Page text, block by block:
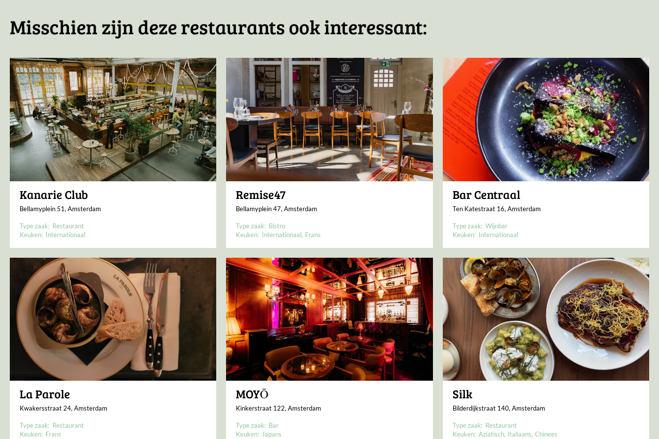
Misschien zijn deze restaurants ook interessant:
Kanarie Club
Bellamyplein 51, Amsterdam
Type zaak: Restaurant
Keuken: Internationaal
Remise47
Bellamyplein 47, Amsterdam
Type zaak: Bistro
Keuken: Internationaal Frans
Bar Centraal
Ten Katestraat 16, Amsterdam
Type zaak: Wijnbar
Keuken: Internationaal
La Parole
Kwakersstraat 24, Amsterdam
Type zaak: Restaurant
Keuken: Frans
MOYŌ
Kinkerstraat 122, Amsterdam
Type zaak: Bar
Keuken: Japans
Silk
Bilderdijkstraat 140, Amsterdam
Type zaak: Restaurant
Keuken: Aziatisch Italiaans Chinees